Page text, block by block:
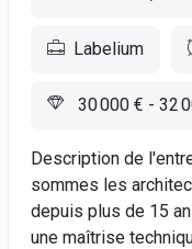
Labelium
30 000 € - 32
Description de
sommes les
depuis plus de 15
une maîtrise